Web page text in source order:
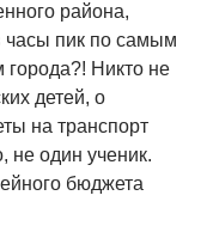
района,
часы пик по самым
Никто не
детей, о
на транспорт
не один ученик.
бюджета